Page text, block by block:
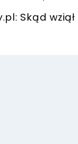
Skąd wziął